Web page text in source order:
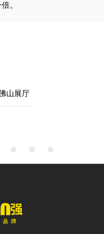
。
山展厅
展厅围绕“科学人居，健康